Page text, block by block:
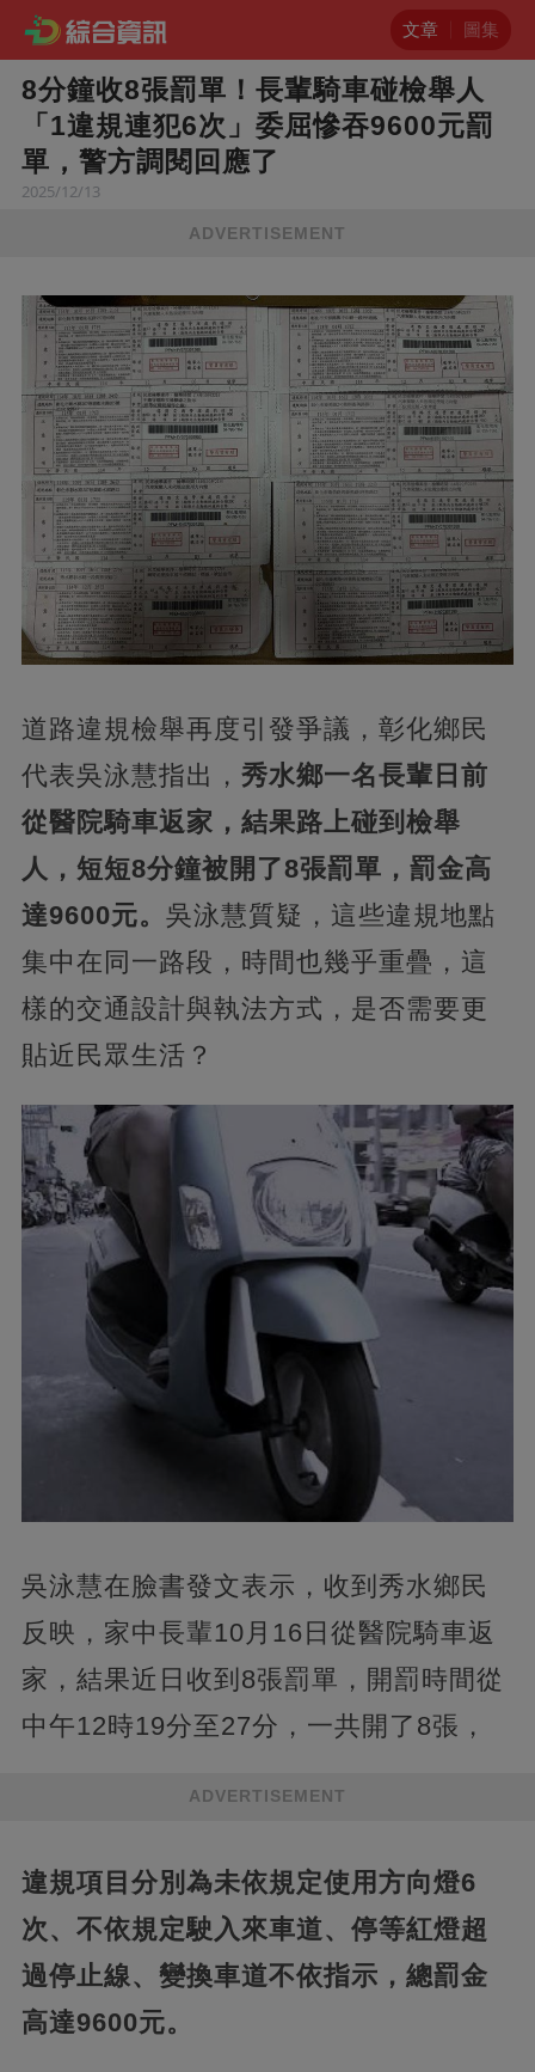
文章 圖集
8分鐘收8張罰單！長輩騎車碰檢舉人
「1違規連犯6次」委屈慘吞9600元罰
單，警方調閱回應了
2025/12/13
ADVERTISEMENT
道路違規檢舉再度引發爭議，彰化鄉民
代表吳泳慧指出， 秀水鄉一名長輩日前
從醫院騎車返家，結果路上碰到檢舉
人，短短8分鐘被開了8張罰單，罰金高
達9600元。 吳泳慧質疑，這些違規地點
集中在同一路段，時間也幾乎重疊，這
樣的交通設計與執法方式，是否需要更
貼近民眾生活？
吳泳慧在臉書發文表示，收到秀水鄉民
反映，家中長輩10月16日從醫院騎車返
家，結果近日收到8張罰單，開罰時間從
中午12時19分至27分，一共開了8張，
ADVERTISEMENT
違規項目分別為未依規定使用方向燈6
次、不依規定駛入來車道、停等紅燈超
過停止線、變換車道不依指示，總罰金
高達9600元。